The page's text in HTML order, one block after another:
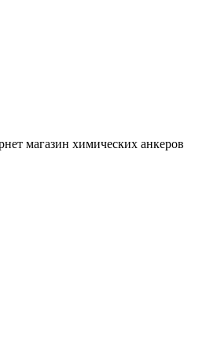
магазин химических анкеров